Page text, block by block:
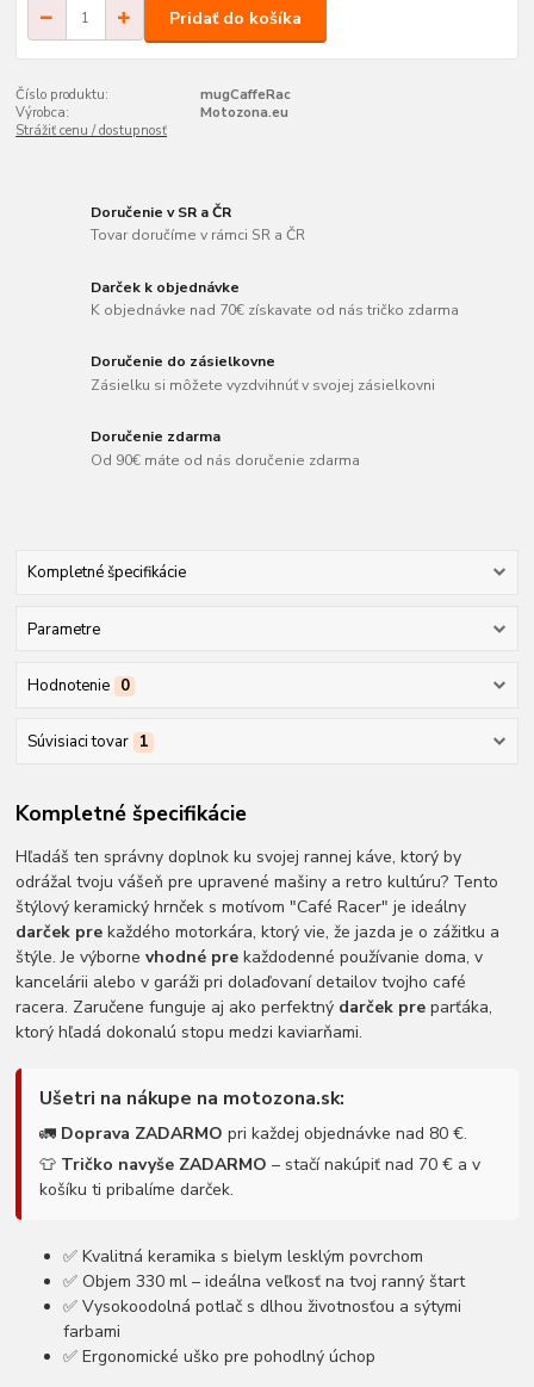
Pridať do košíka
Číslo produktu:
mugCaffeRac
Výrobca:
Motozona.eu
Strážiť cenu / dostupnosť
Doručenie v SR a ČR
Tovar doručíme v rámci SR a ČR
Darček k objednávke
K objednávke nad 70€ získavate od nás tričko zdarma
Doručenie do zásielkovne
Zásielku si môžete vyzdvihnúť v svojej zásielkovni
Doručenie zdarma
Od 90€ máte od nás doručenie zdarma
Kompletné špecifikácie
Parametre
Hodnotenie 0
Súvisiaci tovar 1
Kompletné špecifikácie
Hľadáš ten správny doplnok ku svojej rannej káve, ktorý by
odrážal tvoju vášeň pre upravené mašiny a retro kultúru? Tento
štýlový keramický hrnček s motívom "Café Racer" je ideálny
darček pre každého motorkára, ktorý vie, že jazda je o zážitku a
štýle. Je výbornevhodné pre každodenné používanie doma, v
kancelárii alebo v garáži pri dolaďovaní detailov tvojho café
racera. Zaručene funguje aj ako perfektný darček pre parťáka,
ktorý hľadá dokonalú stopu medzi kaviarňami.
Ušetri na nákupe na motozona.sk:
🚛 Doprava ZADARMO pri každej objednávke nad 80 €.
👕 Tričko navyše ZADARMO – stačí nakúpiť nad 70 € a v
košíku ti pribalíme darček.
✅ Kvalitná keramika s bielym lesklým povrchom
✅ Objem 330 ml – ideálna veľkosť na tvoj ranný štart
✅ Vysokoodolná potlač s dlhou životnosťou a sýtymi
farbami
✅ Ergonomické uško pre pohodlný úchop